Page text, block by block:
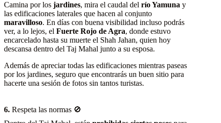
Camina por los jardines, mira el caudal del río Yamuna y
las edificaciones laterales que hacen al conjunto
maravilloso. En días con buena visibilidad incluso podrás
ver, a lo lejos, el Fuerte Rojo de Agra, donde estuvo
encarcelado hasta su muerte el Shah Jahan, quien hoy
descansa dentro del Taj Mahal junto a su esposa.
Además de apreciar todas las edificaciones mientras paseas
por los jardines, seguro que encontrarás un buen sitio para
hacerte una sesión de fotos sin tantos turistas.
6. Respeta las normas 🚫